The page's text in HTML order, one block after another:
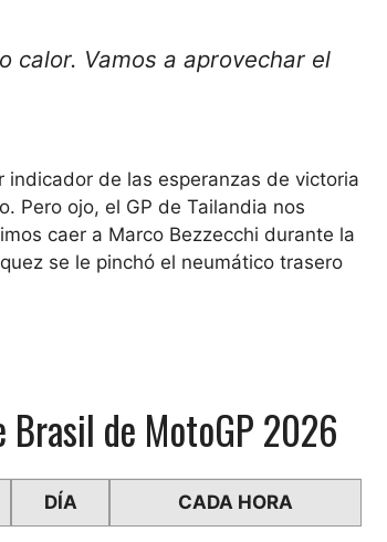
calor. Vamos a aprovechar el
de las esperanzas de victoria
Pero ojo, el GP de Tailandia nos
caer a Marco Bezzecchi durante la
se le pinchó el neumático trasero
Brasil de MotoGP 2026
DÍA CADA HORA